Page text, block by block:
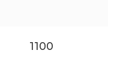
1100